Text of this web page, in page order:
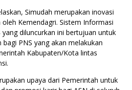
Simudah merupakan inovasi
Kemendagri. Sistem Informasi
diluncurkan ini bertujuan untuk
PNS yang akan melakukan
Kabupaten/Kota lintas
upaya dari Pemerintah untuk